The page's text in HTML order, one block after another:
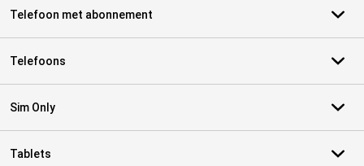
Telefoon met abonnement
Telefoons
Sim Only
Tablets